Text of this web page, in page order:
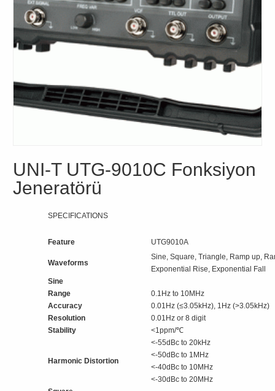
UNI-T UTG-9010C Fonksiyon
Jeneratörü
SPECIFICATIONS
Feature UTG9010A
Waveforms
Sine, Square, Triangle, Ramp up,
Exponential Rise, Exponential Fall
Sine
Range
0.1Hz to 10MHz
Accuracy
0.01Hz (≤3.05kHz), 1Hz (>3.05kHz)
Resolution
0.01Hz or 8 digit
Stability
<1ppm/℃
Harmonic Distortion
<-55dBc to 20kHz
<-50dBc to 1MHz
<-40dBc to 10MHz
<-30dBc to 20MHz